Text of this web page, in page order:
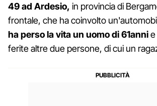
49 ad Ardesio, in provincia di
frontale, che ha coinvolto
ha perso la vita un uomo di 61anni
ferite altre due persone, di cui un